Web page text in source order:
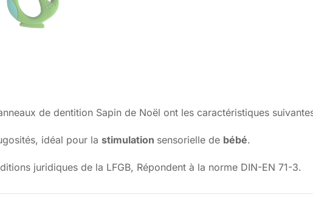
de dentition Sapin de Noël ont les caractéristiques
idéal pour la stimulation sensorielle de bébé.
juridiques de la LFGB, Répondent à la norme DIN-EN 71-3.